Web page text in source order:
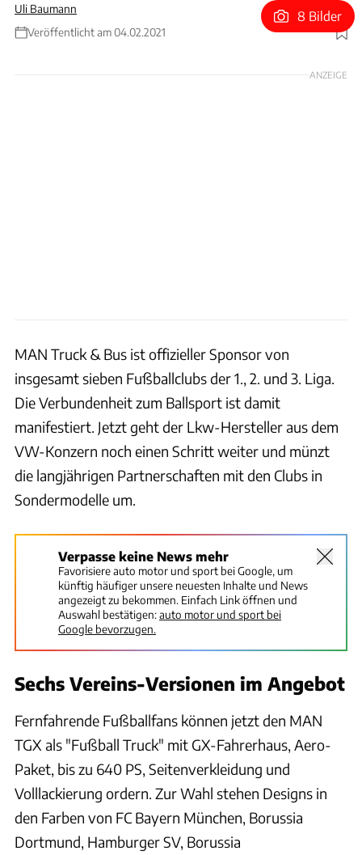
Uli Baumann
Veröffentlicht am 04.02.2021
Foto: MAN
8 Bilder
ANZEIGE
MAN Truck & Bus ist offizieller Sponsor von
insgesamt sieben Fußballclubs der 1., 2. und 3. Liga.
Die Verbundenheit zum Ballsport ist damit
manifestiert. Jetzt geht der Lkw-Hersteller aus dem
VW-Konzern noch einen Schritt weiter und münzt
die langjährigen Partnerschaften mit den Clubs in
Sondermodelle um.
Verpasse keine News mehr
Favorisiere auto motor und sport bei Google, um
künftig häufiger unsere neuesten Inhalte und News
angezeigt zu bekommen. Einfach Link öffnen und
Auswahl bestätigen:auto motor und sport bei
Google bevorzugen.
Sechs Vereins-Versionen im Angebot
Fernfahrende Fußballfans können jetzt den MAN
TGX als "Fußball Truck" mit GX-Fahrerhaus, Aero-
Paket, bis zu 640 PS, Seitenverkleidung und
Volllackierung ordern. Zur Wahl stehen Designs in
den Farben von FC Bayern München, Borussia
Dortmund, Hamburger SV, Borussia